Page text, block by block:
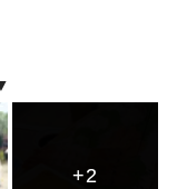
+2
+2
+2